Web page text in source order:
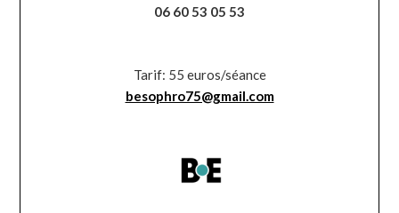
06 60 53 05 53
Tarif: 55 euros/séance
besophro75@gmail.com